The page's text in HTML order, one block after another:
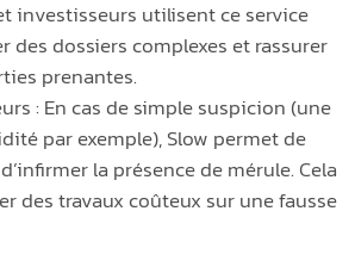
investisseurs utilisent ce service
des dossiers complexes et rassurer
prenantes.
: En cas de simple suspicion (une
par exemple), Slow permet de
la présence de mérule. Cela
des travaux coûteux sur une fausse